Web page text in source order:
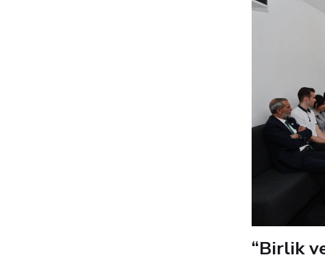
“Birlik